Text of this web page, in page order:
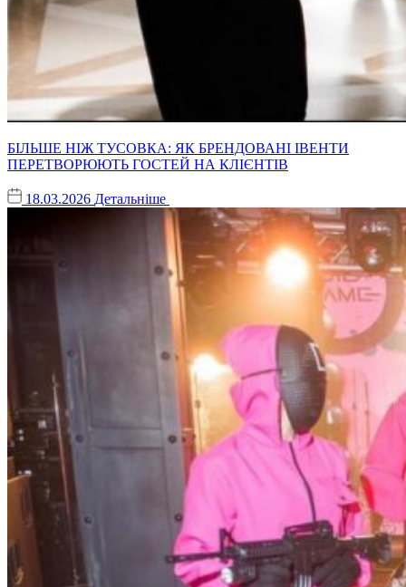
БІЛЬШЕ НІЖ ТУСОВКА: ЯК БРЕНДОВАНІ ІВЕНТИ
ПЕРЕТВОРЮЮТЬ ГОСТЕЙ НА КЛІЄНТІВ
18.03.2026 Детальніше